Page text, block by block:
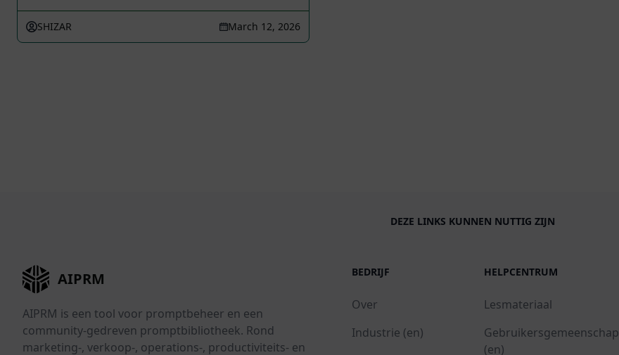
SHIZAR March 12, 2026
DEZE LINKS KUNNEN NUTTIG ZIJN
AIPRM
AIPRM is een tool voor promptbeheer en een
community-gedreven promptbibliotheek. Rond
marketing-, verkoop-, operations-, productiviteits- en
BEDRIJF
Over
Industrie (en)
HELPCENTRUM
Lesmateriaal
Gebruikersgemeenschap
(en)